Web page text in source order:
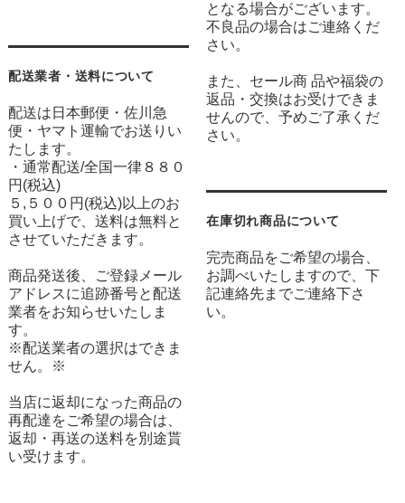
配送業者・送料について
配送は日本郵便・佐川急
便・ヤマト運輸でお送りい
たします。
・通常配送/全国一律８８０
円(税込)
５,５００円(税込)以上のお
買い上げで、送料は無料と
させていただきます。
商品発送後、ご登録メール
アドレスに追跡番号と配送
業者をお知らせいたしま
す。
※配送業者の選択はできま
せん。※
当店に返却になった商品の
再配達をご希望の場合は、
返却・再送の送料を別途貰
い受けます。
となる場合がございます。
不良品の場合はご連絡くだ
さい。
また、セール商 品や福袋の
返品・交換はお受けできま
せんので、予めご了承くだ
さい。
在庫切れ商品について
完売商品をご希望の場合、
お調べいたしますので、下
記連絡先までご連絡下さ
い。